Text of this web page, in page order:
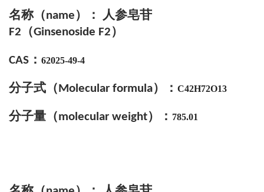
名称（name）： 人参皂苷
F2 （Ginsenoside F2）
CAS ： 62025-49-4
分子式 （ Molecular formula） ： C42H72O13
分子量（molecular weight）： 785.01